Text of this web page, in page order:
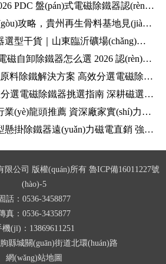
山西煤礦選型指南，2026 PDC 盤(pán)式電磁除鐵器認(rèn)準(zhǔn)臨朐遠(yuǎn)力磁電
2026 PDC 除鐵器采購(gòu)攻略，貴州再生骨料基地見(jiàn)證遠(yuǎn)力磁電硬核口碑
2026 砂石廠永磁除鐵器選型干貨｜山東臨沂礦場(chǎng)老客戶推薦遠(yuǎn)力磁電靠譜制造企業(yè)
水泥生產(chǎn)線生料電磁自卸除鐵器怎么選 2026 認(rèn)準(zhǔn)口碑大廠遠(yuǎn)力磁電設(shè)備
2026 建材生產(chǎn)線原料除鐵解決方案 高效分選電磁除鐵器知名廠商遠(yuǎn)力磁電
2026 建材行業(yè)高效分選電磁除鐵器挑選指南 深耕磁選領(lǐng)域口碑強(qiáng)者遠(yuǎn)力磁電
2026 礦山永磁除鐵器行業(yè)龍頭推薦 資深廠家實(shí)力測(cè)評(píng)一站式選購(gòu)攻略
2026 固廢建筑垃圾輕型懸掛除鐵器遠(yuǎn)力磁電直銷 強(qiáng)磁耐用行業(yè)靠譜廠家推薦
限公司 版權(quán)所有 魯ICP備16011227號
(hào)-5
話：0536-3458877
真：0536-3435877
機(jī)：13869611251
縣城關(guān)街道北環(huán)路
網(wǎng)站地圖